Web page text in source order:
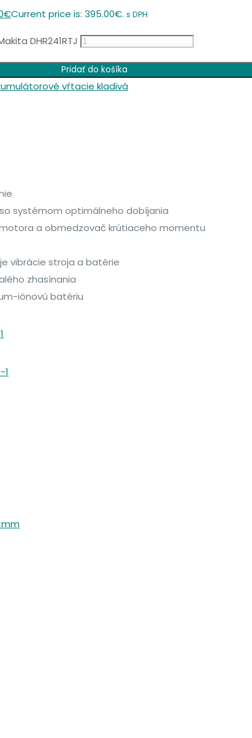
€Current price is: 395.00€. s DPH
DHR241RTJ
Pridať do košíka
vŕtacie kladivá
so systémom optimálneho dobíjania
a obmedzovač krútiaceho momentu
vibrácie stroja a batérie
zhasínania
iónovú batériu
1
mm